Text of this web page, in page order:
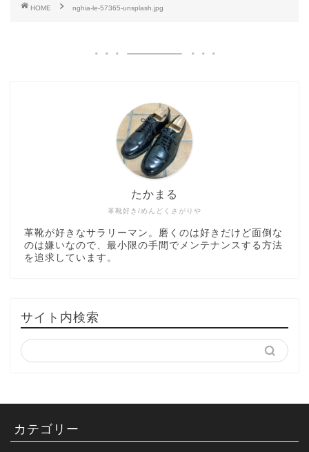
HOME nghia-le-57365-unsplash.jpg
革靴好き/めんどくさがりや
たかまる
革靴が好きなサラリーマン。磨くのは好きだけど面倒な
のは嫌いなので、最小限の手間でメンテナンスする方法
を追求しています。
サイト内検索
カテゴリー